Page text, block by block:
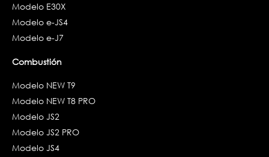
Modelo E30X
Modelo e-JS4
Modelo e-J7
Combustión
Modelo NEW T9
Modelo NEW T8 PRO
Modelo JS2
Modelo JS2 PRO
Modelo JS4